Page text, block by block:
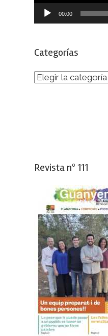
00:00
Categorías
Categorías
Revista nº 111